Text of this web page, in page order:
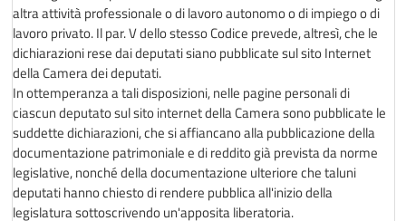
altra attività professionale o di lavoro autonomo o di impiego o di
lavoro privato. Il par. V dello stesso Codice prevede, altresì, che le
dichiarazioni rese dai deputati siano pubblicate sul sito Internet
della Camera dei deputati.
In ottemperanza a tali disposizioni, nelle pagine personali di
ciascun deputato sul sito internet della Camera sono pubblicate le
suddette dichiarazioni, che si affiancano alla pubblicazione della
documentazione patrimoniale e di reddito già prevista da norme
legislative, nonché della documentazione ulteriore che taluni
deputati hanno chiesto di rendere pubblica all'inizio della
legislatura sottoscrivendo un'apposita liberatoria.